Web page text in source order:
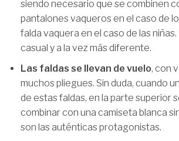
siendo necesario que se combinen
pantalones vaqueros en el caso de
falda vaquera en el caso de las niñas.
casual y a la vez más diferente.
Las faldas se llevan de vuelo, con
muchos pliegues. Sin duda, cuando
de estas faldas, en la parte superior
combinar con una camiseta blanca
son las auténticas protagonistas.